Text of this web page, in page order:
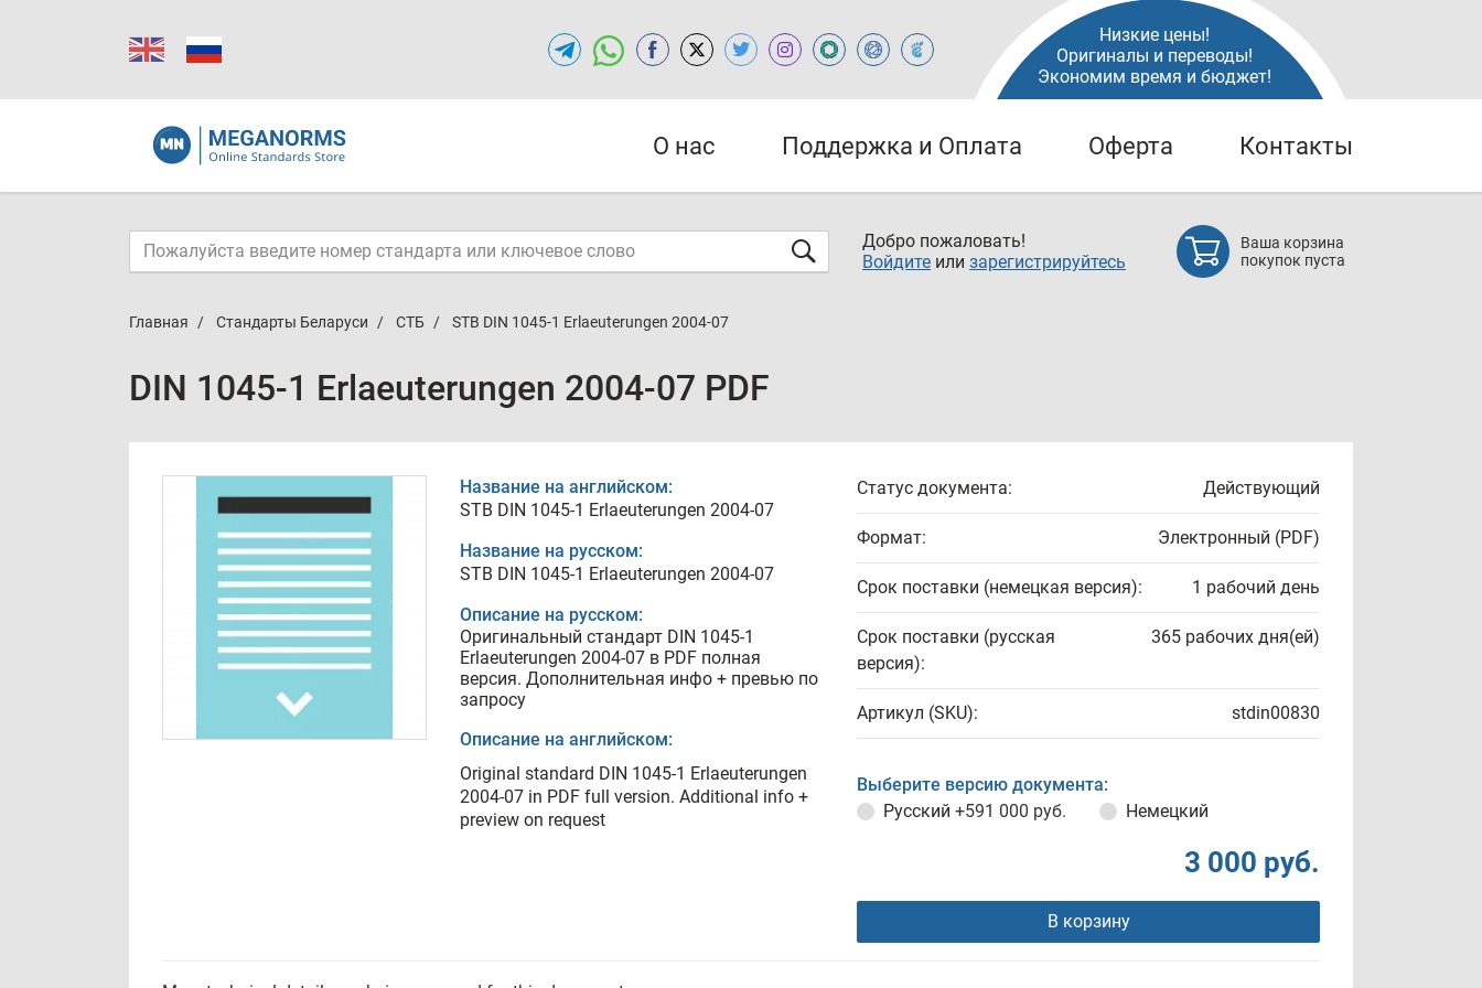
Низкие цены!
Оригиналы и переводы!
Экономим время и бюджет!
О нас Поддержка и Оплата Оферта Контакты
Добро пожаловать!
Войдите или зарегистрируйтесь
Ваша корзина
покупок пуста
Главная Стандарты Беларуси СТБ STB DIN 1045-1 Erlaeuterungen 2004-07
DIN 1045-1 Erlaeuterungen 2004-07 PDF
Название на английском:
STB DIN 1045-1 Erlaeuterungen 2004-07
Название на русском:
STB DIN 1045-1 Erlaeuterungen 2004-07
Описание на русском:
Оригинальный стандарт DIN 1045-1
Erlaeuterungen 2004-07 в PDF полная
версия. Дополнительная инфо + превью по
запросу
Описание на английском:
Original standard DIN 1045-1 Erlaeuterungen
2004-07 in PDF full version. Additional info +
preview on request
Статус документа: Действующий
Формат: Электронный (PDF)
Срок поставки (немецкая версия): 1 рабочий день
Срок поставки (русская
версия):
365 рабочих дня(ей)
Артикул (SKU): stdin00830
Выберите версию документа:
Русский +591 000 руб. Немецкий
3 000 руб.
В корзину